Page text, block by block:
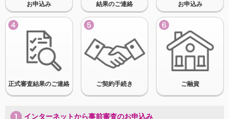
お申込み
結果のご連絡
お申込み
正式審査結果のご連絡 ご契約手続き ご融資
インターネットから事前審査のお申込み